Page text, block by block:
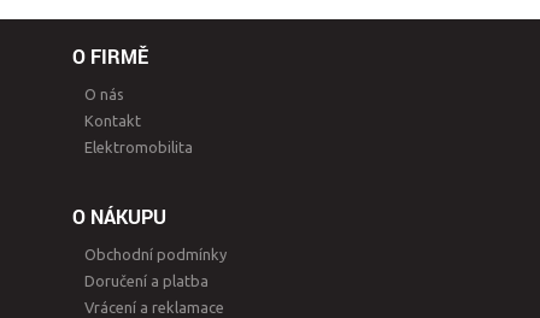
O FIRMĚ
O nás
Kontakt
Elektromobilita
O NÁKUPU
Obchodní podmínky
Doručení a platba
Vrácení a reklamace